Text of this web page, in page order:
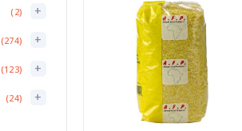
+
(2)
+
(274)
+
(123)
+
(24)